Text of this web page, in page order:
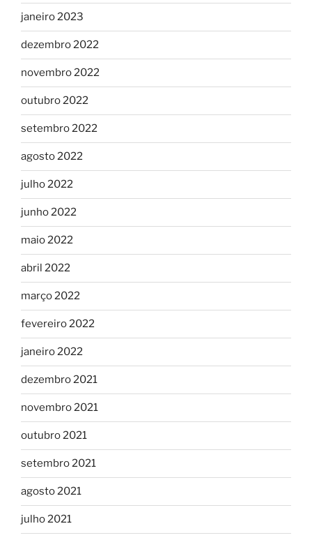
janeiro 2023
dezembro 2022
novembro 2022
outubro 2022
setembro 2022
agosto 2022
julho 2022
junho 2022
maio 2022
abril 2022
março 2022
fevereiro 2022
janeiro 2022
dezembro 2021
novembro 2021
outubro 2021
setembro 2021
agosto 2021
julho 2021